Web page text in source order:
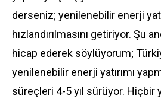
derseniz; yenilenebilir enerji
hızlandırılmasını getiriyor. Şu
hicap ederek söylüyorum;
yenilenebilir enerji yatırımı
süreçleri 4-5 yıl sürüyor. Hiçbir